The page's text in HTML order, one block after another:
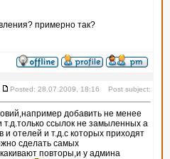
примерно так?
Posted: 28.07.2009, 18:16 Post subject:
добавить не менее
т.д.только ссылок не замыленных а
отелей и т.д.с которых приходят
сделать самых
повторы,и у админа